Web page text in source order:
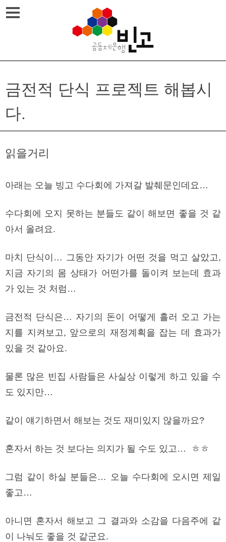
Skip
to
금전적 단식 프로젝트 해봅시
다.
읽을거리
아래는 오늘 빙고 수다회에 가져갈 발췌문인데요…
수다회에 오지 못하는 분들도 같이 해보면 좋을 것 같
아서 올려요.
마치 단식이… 그동안 자기가 어떤 것을 먹고 살았고,
지금 자기의 몸 상태가 어떤가를 돌이켜 보는데 효과
가 있는 것 처럼…
금전적 단식은… 자기의 돈이 어떻게 흘러 오고 가는
지를 지켜보고, 앞으로의 재정계획을 잡는 데 효과가
있을 것 같아요.
물론 많은 빈집 사람들은 사실상 이렇게 하고 있을 수
도 있지만…
같이 얘기하면서 해보는 것도 재미있지 않을까요?
혼자서 하는 것 보다는 의지가 될 수도 있고… ㅎㅎ
그럼 같이 하실 분들은… 오늘 수다회에 오시면 제일
좋고…
아니면 혼자서 해보고 그 결과와 소감을 다음주에 같
이 나눠도 좋을 것 같군요.